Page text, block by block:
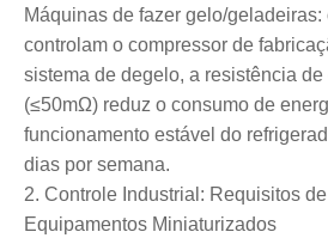
Máquinas de fazer gelo/
controlam o compressor de
sistema de degelo, a resistência
(≤50mΩ) reduz o consumo de
funcionamento estável do
dias por semana.
2. Controle Industrial: Requisitos
Equipamentos Miniaturizados